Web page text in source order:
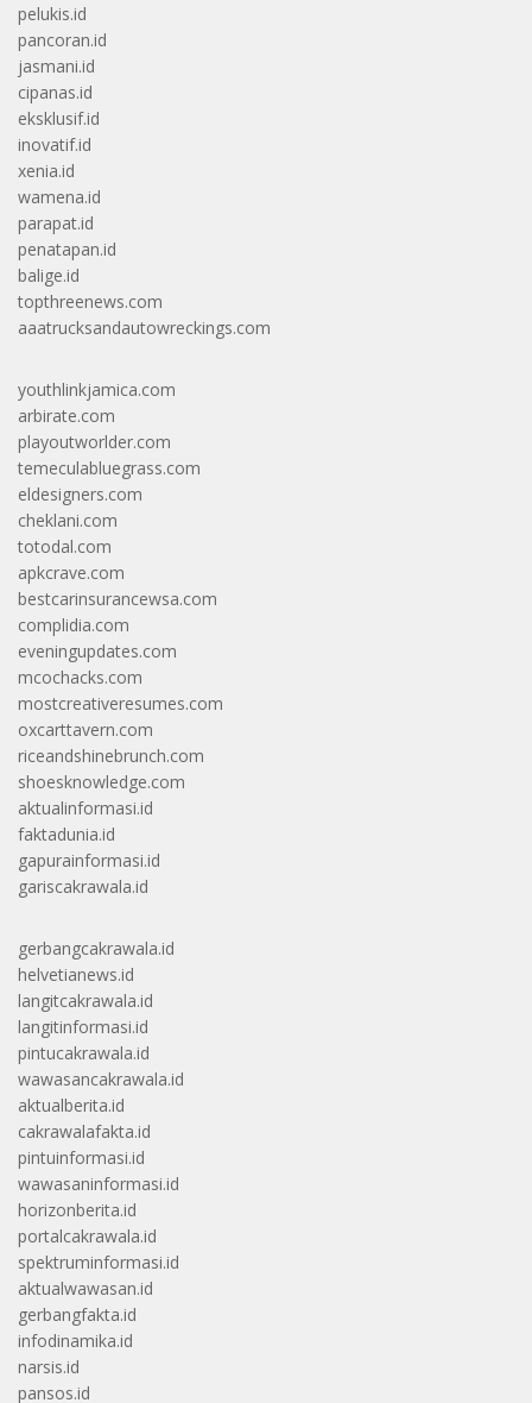
pelukis.id
pancoran.id
jasmani.id
cipanas.id
eksklusif.id
inovatif.id
xenia.id
wamena.id
parapat.id
penatapan.id
balige.id
topthreenews.com
aaatrucksandautowreckings.com
youthlinkjamica.com
arbirate.com
playoutworlder.com
temeculabluegrass.com
eldesigners.com
cheklani.com
totodal.com
apkcrave.com
bestcarinsurancewsa.com
complidia.com
eveningupdates.com
mcochacks.com
mostcreativeresumes.com
oxcarttavern.com
riceandshinebrunch.com
shoesknowledge.com
aktualinformasi.id
faktadunia.id
gapurainformasi.id
gariscakrawala.id
gerbangcakrawala.id
helvetianews.id
langitcakrawala.id
langitinformasi.id
pintucakrawala.id
wawasancakrawala.id
aktualberita.id
cakrawalafakta.id
pintuinformasi.id
wawasaninformasi.id
horizonberita.id
portalcakrawala.id
spektruminformasi.id
aktualwawasan.id
gerbangfakta.id
infodinamika.id
narsis.id
pansos.id